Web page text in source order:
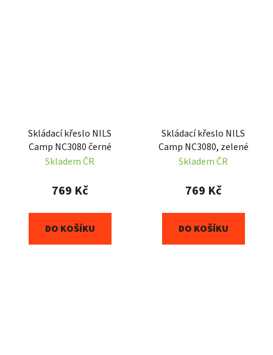
Skládací křeslo NILS
Camp NC3080 černé
Skladem ČR
769 Kč
DO KOŠÍKU
Skládací křeslo NILS
Camp NC3080, zelené
Skladem ČR
769 Kč
DO KOŠÍKU